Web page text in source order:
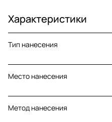
Характеристики
Тип нанесения
Место нанесения
Метод нанесения